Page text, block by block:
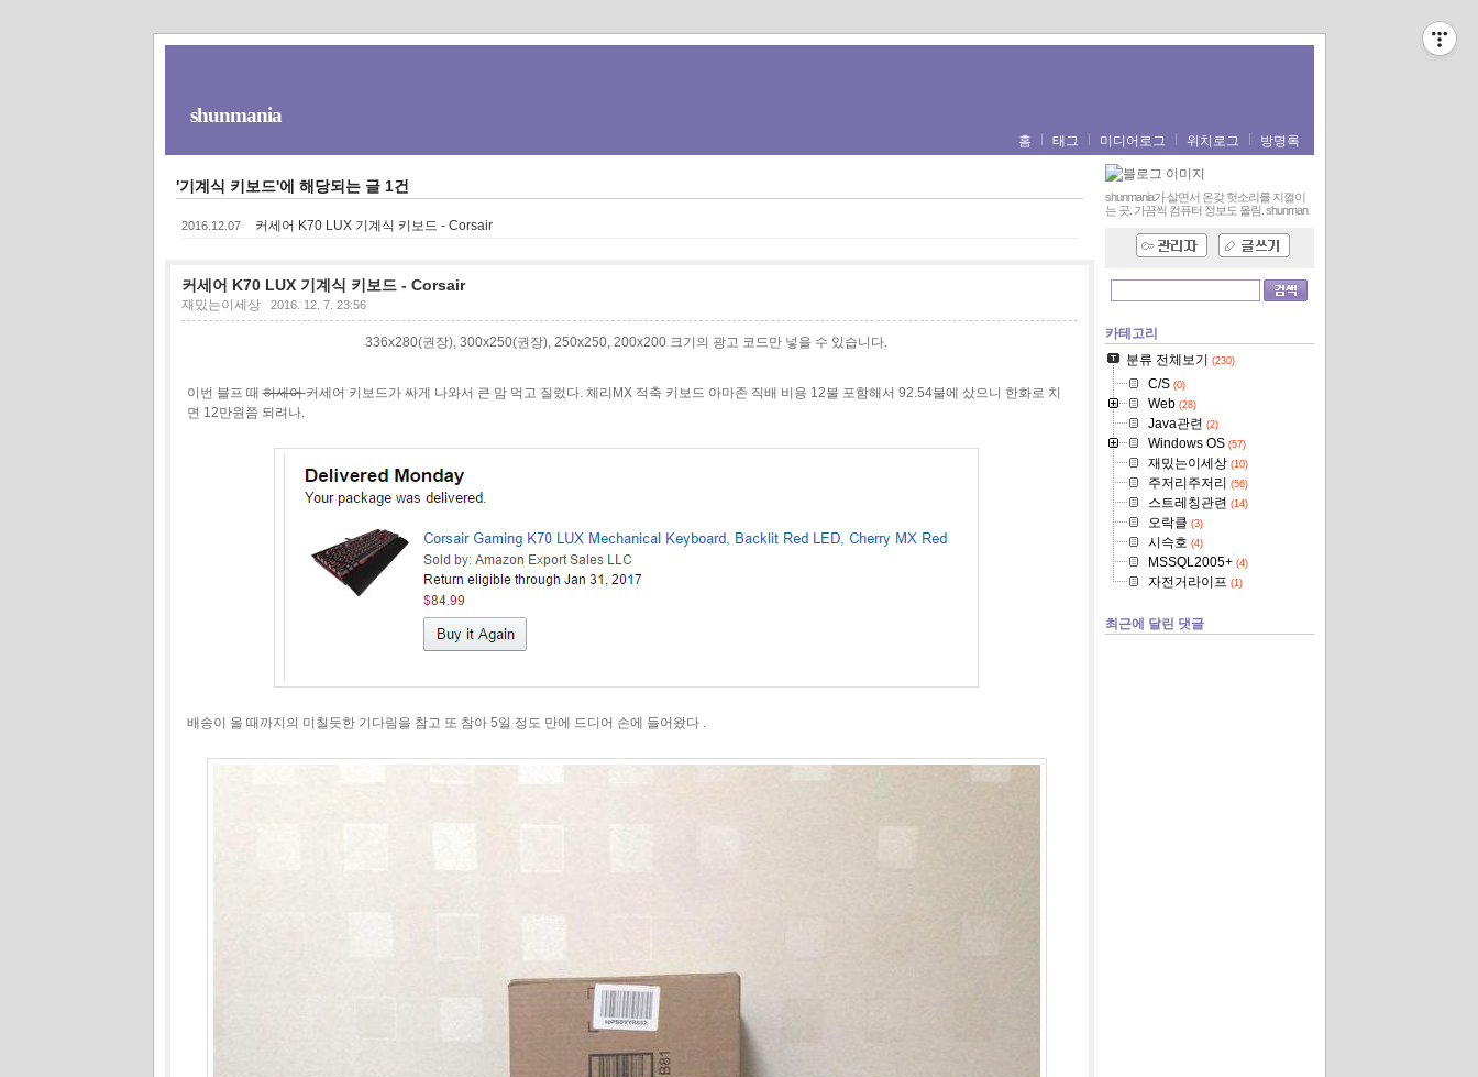
shunmania
홈 태그 미디어로그 위치로그 방명록
'기계식 키보드'에 해당되는 글 1건
2016.12.07 커세어 K70 LUX 기계식 키보드 - Corsair
커세어 K70 LUX 기계식 키보드 - Corsair
재밌는이세상 2016. 12. 7. 23:56
336x280(권장), 300x250(권장), 250x250, 200x200 크기의 광고 코드만 넣을 수 있습니다.
이번 블프 때허세어커세어 키보드가 싸게 나와서 큰 맘 먹고 질렀다. 체리MX 적축 키보드 아마존 직배 비용 12불 포함해서 92.54불에 샀으니 한화로 치
면 12만원쯤 되려나.
배송이 올 때까지의 미칠듯한 기다림을 참고 또 참아 5일 정도 만에 드디어 손에 들어왔다 .
shunmania가 살면서 온갖 헛소리를 지껄이
는 곳. 가끔씩 컴퓨터 정보도 올림. shunman
카테고리
분류 전체보기
(230)
C/S(0)
Web(28)
Java관련 (2)
Windows OS(57)
재밌는이세상(10)
주저리주저리 (56)
스트레칭관련 (14)
오락클 (3)
시슥호 (4)
MSSQL2005+(4)
자전거라이프 (1)
최근에 달린 댓글